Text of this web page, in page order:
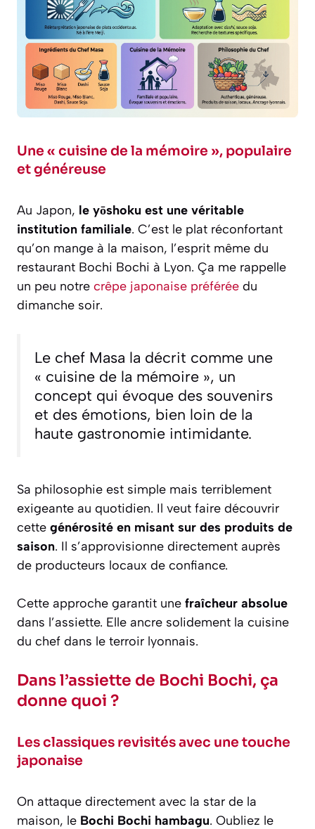
Une « cuisine de la mémoire », populaire
et généreuse
Au Japon, le yōshoku est une véritable
institution familiale. C’est le plat réconfortant
qu’on mange à la maison, l’esprit même du
restaurant Bochi Bochi à Lyon. Ça me rappelle
un peu notre crêpe japonaise préférée du
dimanche soir.
Le chef Masa la décrit comme une
« cuisine de la mémoire », un
concept qui évoque des souvenirs
et des émotions, bien loin de la
haute gastronomie intimidante.
Sa philosophie est simple mais terriblement
exigeante au quotidien. Il veut faire découvrir
cette générosité en misant sur des produits de
saison. Il s’approvisionne directement auprès
de producteurs locaux de confiance.
Cette approche garantit une fraîcheur absolue
dans l’assiette. Elle ancre solidement la cuisine
du chef dans le terroir lyonnais.
Dans l’assiette de Bochi Bochi, ça
donne quoi ?
Les classiques revisités avec une touche
japonaise
On attaque directement avec la star de la
maison, le Bochi Bochi hambagu. Oubliez le